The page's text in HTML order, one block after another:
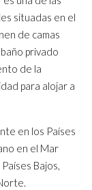
situadas en el
de camas
privado
de la
para alojar a
en los Países
en el Mar
Bajos,